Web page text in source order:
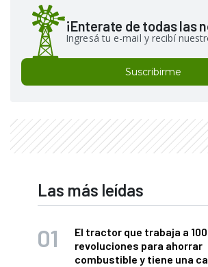
¡Enterate de todas las
Ingresá tu e-mail y recibí
Suscribirme
Las más leídas
El tractor que trabaja a
revoluciones para ahorrar
combustible y tiene una